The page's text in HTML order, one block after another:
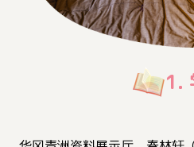
1.